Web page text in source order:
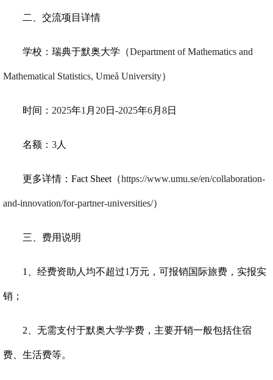
二、交流项目详情
学校：瑞典于默奥大学（Department of Mathematics and
Mathematical Statistics, Umeå University）
时间： 2025年1 月 20日 -2025年6月 8日
名额： 3人
更多详情： Fact Sheet （https://www.umu.se/en/collaboration-
and-innovation/for-partner-universities/）
三、费用说明
1 、经费资助人均不超过1万元，可报销国际旅费，实报实
销；
2 、无需支付于默奥大学学费，主要开销一般包括住宿
费、生活费等。